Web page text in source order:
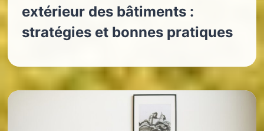
extérieur des bâtiments :
stratégies et bonnes pratiques